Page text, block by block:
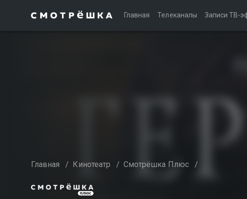
Главная Телеканалы Записи ТВ-
Главная / Кинотеатр / Смотрёшка Плюс /